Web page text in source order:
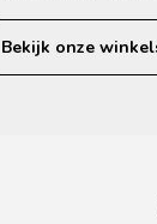
Bekijk onze